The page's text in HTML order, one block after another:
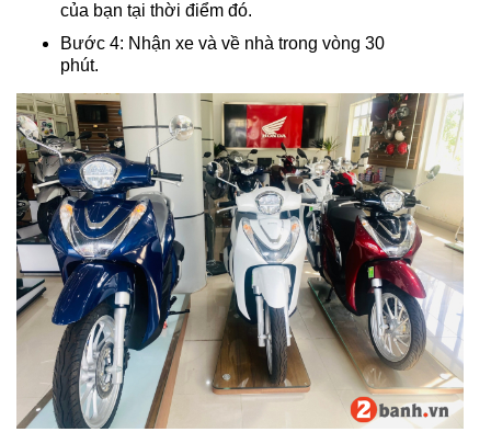
của bạn tại thời điểm đó.
Bước 4: Nhận xe và về nhà trong vòng 30
phút.